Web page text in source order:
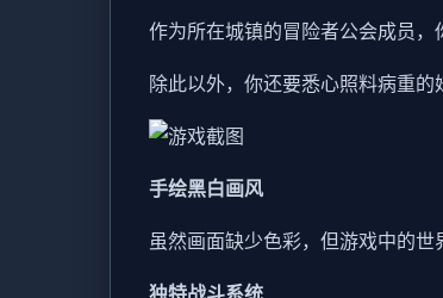
作为所在城镇的冒险者公会成员
除此以外，你还要悉心照料病重
手绘黑白画风
虽然画面缺少色彩，但游戏中的
独特战斗系统